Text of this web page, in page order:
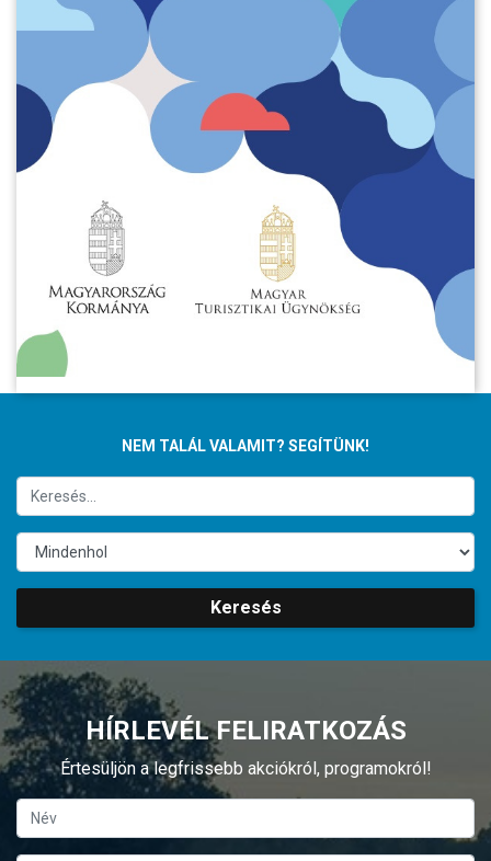
NEM TALÁL VALAMIT? SEGÍTÜNK!
Keresés
HÍRLEVÉL FELIRATKOZÁS
Értesüljön a legfrissebb akciókról, programokról!